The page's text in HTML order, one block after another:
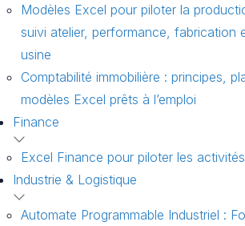
Modèles Excel pour piloter la
suivi atelier, performance, fabrication
usine
Comptabilité immobilière : principes,
modèles Excel prêts à l’emploi
Finance
Excel Finance pour piloter les
Industrie & Logistique
Automate Programmable Industriel :